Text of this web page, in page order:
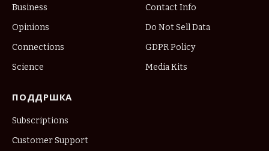
Business
Opinions
Connections
Science
Contact Info
Do Not Sell Data
GDPR Policy
Media Kits
ПОДДРШКА
Subscriptions
Customer Support